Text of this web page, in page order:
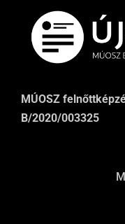
MÚOSZ
B/2020/003325